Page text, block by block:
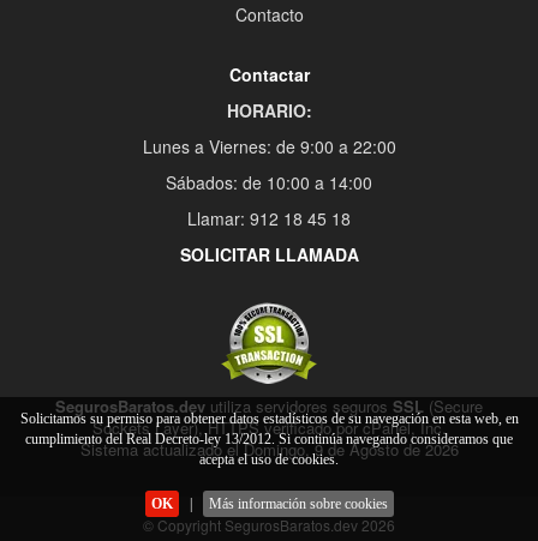
Contacto
Contactar
HORARIO:
Lunes a Viernes: de 9:00 a 22:00
Sábados: de 10:00 a 14:00
Llamar: 912 18 45 18
SOLICITAR LLAMADA
SegurosBaratos.dev utiliza servidores seguros SSL (Secure
Sockets Layer), HTTPS verificado por cPanel, Inc.
Sistema actualizado el Domingo, 9 de Agosto de 2026
© Copyright SegurosBaratos.dev 2026
Solicitamos su permiso para obtener datos estadísticos de su navegación en esta web, en
cumplimiento del Real Decreto-ley 13/2012. Si continúa navegando consideramos que
acepta el uso de cookies.
OK | Más información sobre cookies